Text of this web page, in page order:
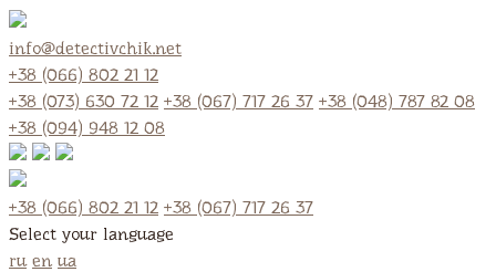
info@detectivchik.net
+38 (066) 802 21 12
+38 (073) 630 72 12 +38 (067) 717 26 37 +38 (048) 787 82 08
+38 (094) 948 12 08
+38 (066) 802 21 12 +38 (067) 717 26 37
Select your language
ru en ua